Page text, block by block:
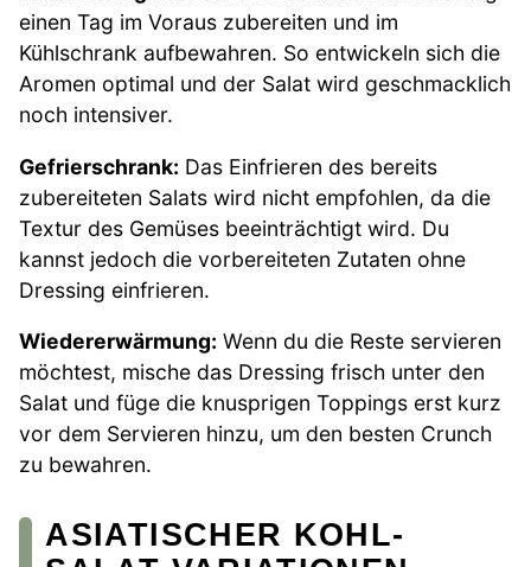
einen Tag im Voraus zubereiten und im
Kühlschrank aufbewahren. So entwickeln sich die
Aromen optimal und der Salat wird geschmacklich
noch intensiver.
Gefrierschrank: Das Einfrieren des bereits
zubereiteten Salats wird nicht empfohlen, da die
Textur des Gemüses beeinträchtigt wird. Du
kannst jedoch die vorbereiteten Zutaten ohne
Dressing einfrieren.
Wiedererwärmung: Wenn du die Reste servieren
möchtest, mische das Dressing frisch unter den
Salat und füge die knusprigen Toppings erst kurz
vor dem Servieren hinzu, um den besten Crunch
zu bewahren.
ASIATISCHER KOHL-